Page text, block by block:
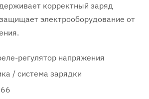
корректный заряд
электрооборудование от
регулятор напряжения
/ система зарядки